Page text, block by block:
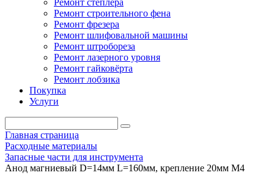
Ремонт строительного фена
Ремонт фрезера
Ремонт шлифовальной машины
Ремонт штробореза
Ремонт лазерного уровня
Ремонт гайковёрта
Ремонт лобзика
Покупка
Услуги
Главная страница
Расходные материалы
Запасные части для инструмента
Анод магниевый D=14мм L=160мм, крепление 20мм M4